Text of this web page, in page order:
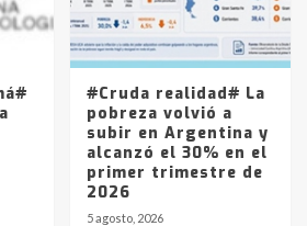
de los combustibles en
desde YPF hasta Axion
a 1338 pesos
#Cruda realidad# La
pobreza volvió a
subir en Argentina y
alcanzó el 30% en el
primer trimestre de
2026
5 agosto, 2026